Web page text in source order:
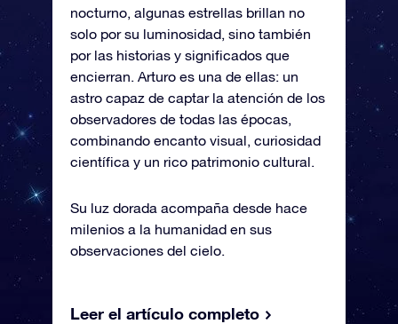
nocturno, algunas estrellas brillan no
solo por su luminosidad, sino también
por las historias y significados que
encierran. Arturo es una de ellas: un
astro capaz de captar la atención de los
observadores de todas las épocas,
combinando encanto visual, curiosidad
científica y un rico patrimonio cultural.
Su luz dorada acompaña desde hace
milenios a la humanidad en sus
observaciones del cielo.
Leer el artículo completo